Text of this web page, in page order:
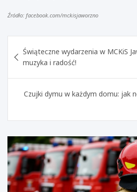
Źródło: facebook.com/mckisjaworzno
Nawigacja
wpisu
Świąteczne wydarzenia w MCKiS
muzyka i radość!
Czujki dymu w każdym domu: jak